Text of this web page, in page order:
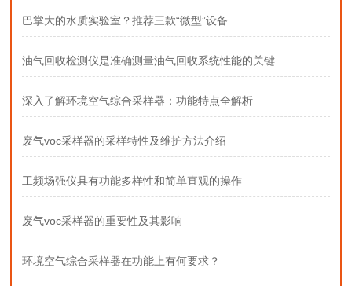
巴掌大的水质实验室？推荐三款“微型”设备
油气回收检测仪是准确测量油气回收系统性能的关键
深入了解环境空气综合采样器：功能特点全解析
废气voc采样器的采样特性及维护方法介绍
工频场强仪具有功能多样性和简单直观的操作
废气voc采样器的重要性及其影响
环境空气综合采样器在功能上有何要求？